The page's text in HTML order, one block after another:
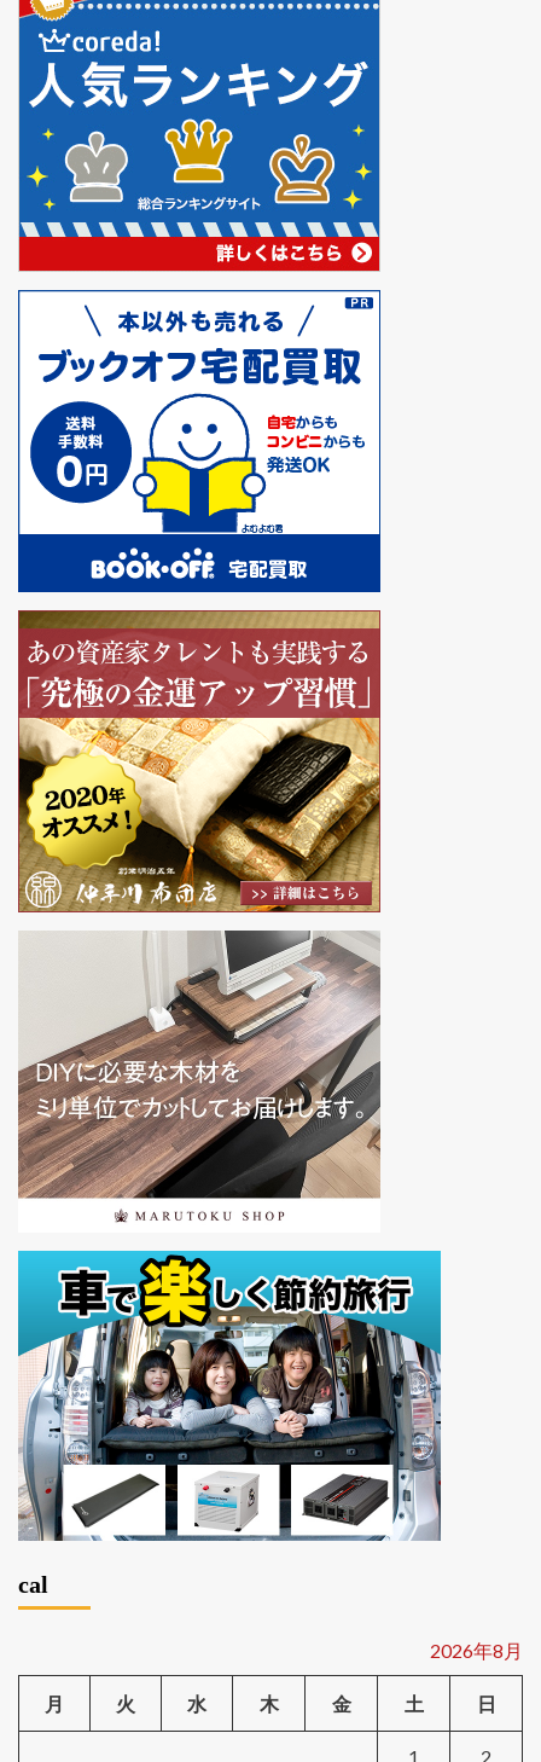
cal
2026年8月
月 火 水 木 金 土 日
1 2